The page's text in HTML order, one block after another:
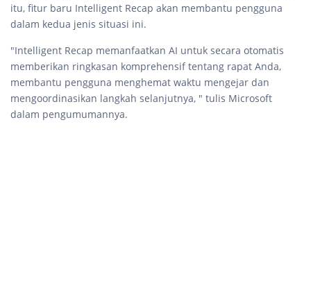
itu, fitur baru Intelligent Recap akan membantu pengguna
dalam kedua jenis situasi ini.
"Intelligent Recap memanfaatkan AI untuk secara otomatis
memberikan ringkasan komprehensif tentang rapat Anda,
membantu pengguna menghemat waktu mengejar dan
mengoordinasikan langkah selanjutnya, " tulis Microsoft
dalam pengumumannya.